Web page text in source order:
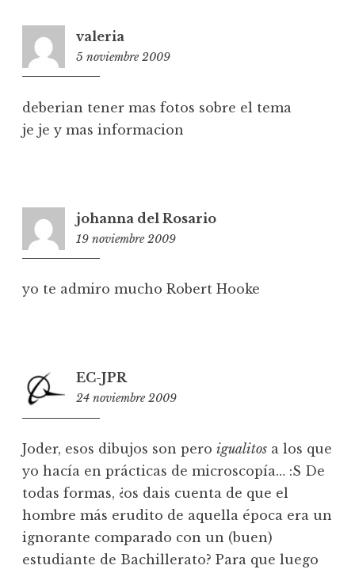
valeria
5 noviembre 2009
deberian tener mas fotos sobre el tema
je je y mas informacion
johanna del Rosario
19 noviembre 2009
yo te admiro mucho Robert Hooke
EC-JPR
24 noviembre 2009
Joder, esos dibujos son pero igualitos a los que
yo hacía en prácticas de microscopía… :S De
todas formas, ¿os dais cuenta de que el
hombre más erudito de aquella época era un
ignorante comparado con un (buen)
estudiante de Bachillerato? Para que luego